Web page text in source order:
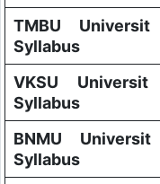
TMBU
Syllabus
VKSU
Syllabus
BNMU
Syllabus